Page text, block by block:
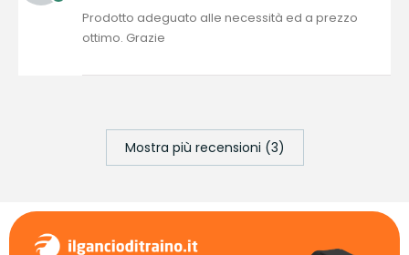
Prodotto adeguato alle necessità ed a prezzo
ottimo. Grazie
Mostra più recensioni (3)